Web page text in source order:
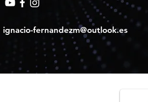
ignacio-fernandezm@outlook.es